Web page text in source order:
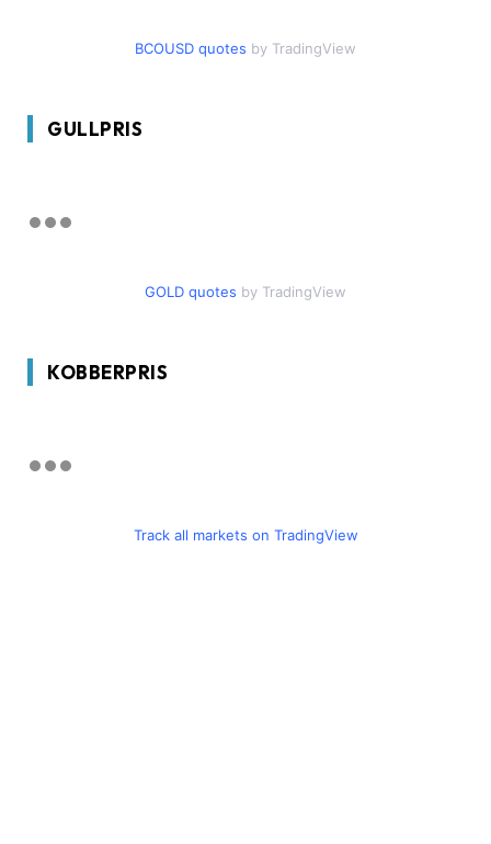
BCOUSD quotes by TradingView
GULLPRIS
GOLD quotes by TradingView
KOBBERPRIS
Track all markets on TradingView